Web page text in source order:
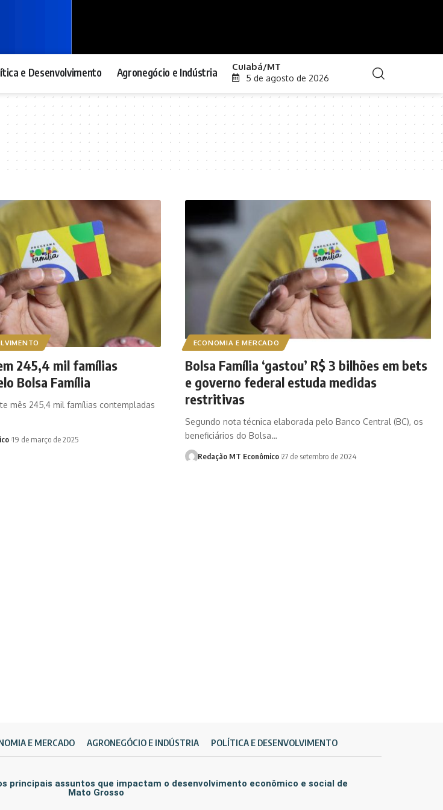
e Desenvolvimento Agronegócio e Indústria Cuiabá/MT
5 de agosto de 2026
245,4 mil famílias
Bolsa Família
mês 245,4 mil famílias contempladas
19 de março de 2025
ECONOMIA E MERCADO
Bolsa Família ‘gastou’ R$ 3 bilhões em bets
e governo federal estuda medidas
restritivas
Segundo nota técnica elaborada pelo Banco Central (BC), os
beneficiários do Bolsa…
Redação MT Econômico 27 de setembro de 2024
E MERCADO AGRONEGÓCIO E INDÚSTRIA POLÍTICA E DESENVOLVIMENTO
principais assuntos que impactam o desenvolvimento econômico e social de
Mato Grosso